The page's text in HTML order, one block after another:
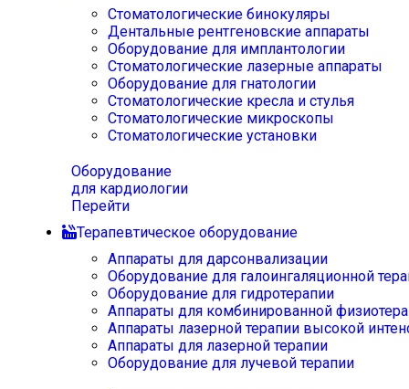
Стоматологические бинокуляры
Дентальные рентгеновские аппараты
Оборудование для имплантологии
Стоматологические лазерные аппараты
Оборудование для гнатологии
Стоматологические кресла и стулья
Стоматологические микроскопы
Стоматологические установки
Оборудование
для кардиологии
Перейти
Терапевтическое оборудование
Аппараты для дарсонвализации
Оборудование для галоингаляционной
Оборудование для гидротерапии
Аппараты для комбинированной
Аппараты лазерной терапии высокой
Аппараты для лазерной терапии
Оборудование для лучевой терапии